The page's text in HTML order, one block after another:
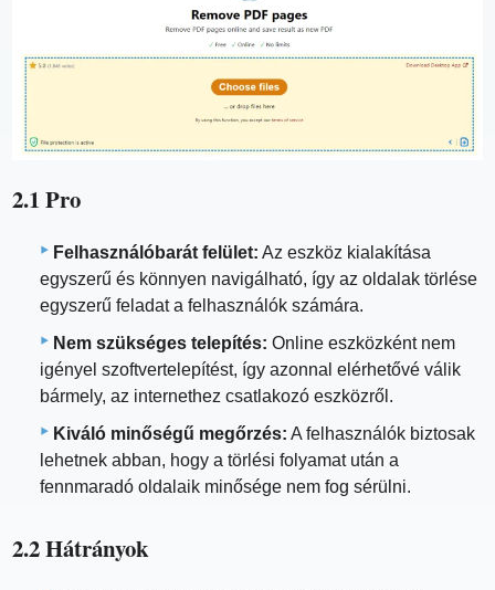
2.1 Pro
Felhasználóbarát felület: Az eszköz kialakítása
egyszerű és könnyen navigálható, így az oldalak törlése
egyszerű feladat a felhasználók számára.
Nem szükséges telepítés: Online eszközként nem
igényel szoftvertelepítést, így azonnal elérhetővé válik
bármely, az internethez csatlakozó eszközről.
Kiváló minőségű megőrzés: A felhasználók biztosak
lehetnek abban, hogy a törlési folyamat után a
fennmaradó oldalaik minősége nem fog sérülni.
2.2 Hátrányok